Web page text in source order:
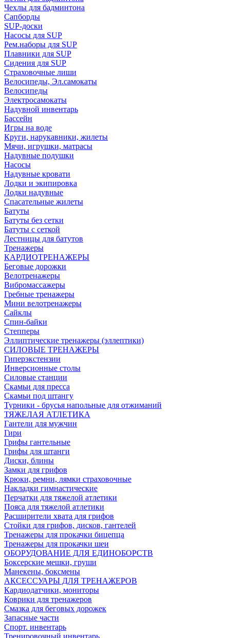
Чехлы для бадминтона
Сапборды
SUP-доски
Насосы для SUP
Рем.наборы для SUP
Плавники для SUP
Сидения для SUP
Страховочные лиши
Велосипеды, Эл.самокаты
Велосипеды
Электросамокаты
Надувной инвентарь
Бассейн
Игры на воде
Круги, нарукавники, жилеты
Мячи, игрушки, матрасы
Надувные подушки
Насосы
Надувные кровати
Лодки и экипировка
Лодки надувные
Спасательные жилеты
Батуты
Батуты без сетки
Батуты с сеткой
Лестницы для батутов
Тренажеры
КАРДИОТРЕНАЖЕРЫ
Беговые дорожки
Велотренажеры
Вибромассажеры
Гребные тренажеры
Мини велотренажеры
Сайклы
Спин-байки
Степперы
Эллиптические тренажеры (эллептики)
СИЛОВЫЕ ТРЕНАЖЕРЫ
Гиперэкстензии
Инверсионные столы
Силовые станции
Скамьи для пресса
Скамьи под штангу
Турники - брусья напольные для отжиманий
ТЯЖЕЛАЯ АТЛЕТИКА
Гантели для мужчин
Гири
Грифы гантельные
Грифы для штанги
Диски, блины
Замки для грифов
Крюки, ремни, лямки страховочные
Накладки гимнастические
Перчатки для тяжелой атлетики
Пояса для тяжелой атлетики
Расширители хвата для грифов
Стойки для грифов, дисков, гантелей
Тренажеры для прокачки бицепца
Тренажеры для прокачки шеи
ОБОРУДОВАНИЕ ДЛЯ ЕДИНОБОРСТВ
Боксерские мешки, груши
Манекены, боксмены
АКСЕССУАРЫ ДЛЯ ТРЕНАЖЕРОВ
Кардиодатчики, мониторы
Коврики для тренажеров
Смазка для беговых дорожек
Запасные части
Спорт. инвентарь
Тренировочный инвентарь